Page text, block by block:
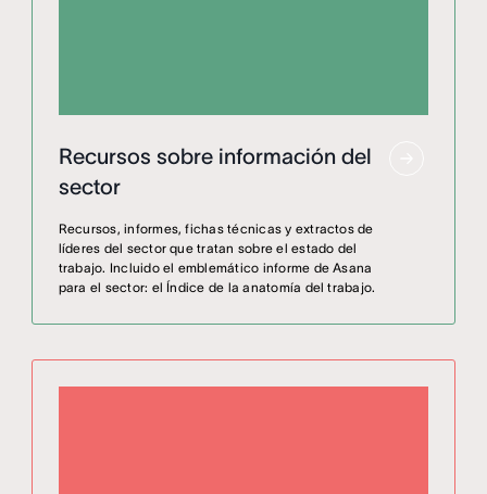
Recursos sobre información del
sector
Recursos, informes, fichas técnicas y extractos de
líderes del sector que tratan sobre el estado del
trabajo. Incluido el emblemático informe de Asana
para el sector: el Índice de la anatomía del trabajo.